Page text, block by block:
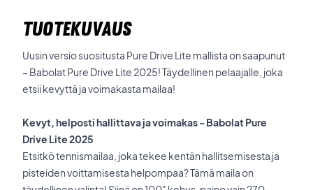
TUOTEKUVAUS
Uusin versio suositusta Pure Drive Lite mallista on saapunut
– Babolat Pure Drive Lite 2025! Täydellinen pelaajalle, joka
etsii kevyttä ja voimakasta mailaa!
Kevyt, helposti hallittava ja voimakas - Babolat Pure
Drive Lite 2025
Etsitkö tennismailaa, joka tekee kentän hallitsemisesta ja
pisteiden voittamisesta helpompaa? Tämä maila on